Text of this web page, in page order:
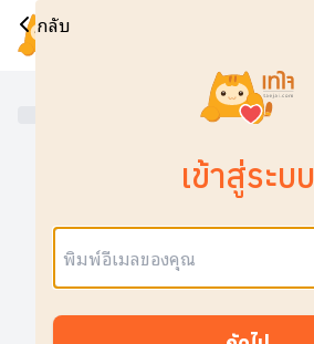
กลับ
เข้าสู่ระบบ
อีเมล: